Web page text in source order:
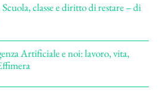
classe e diritto di restare – di
Artificiale e noi: lavoro, vita,